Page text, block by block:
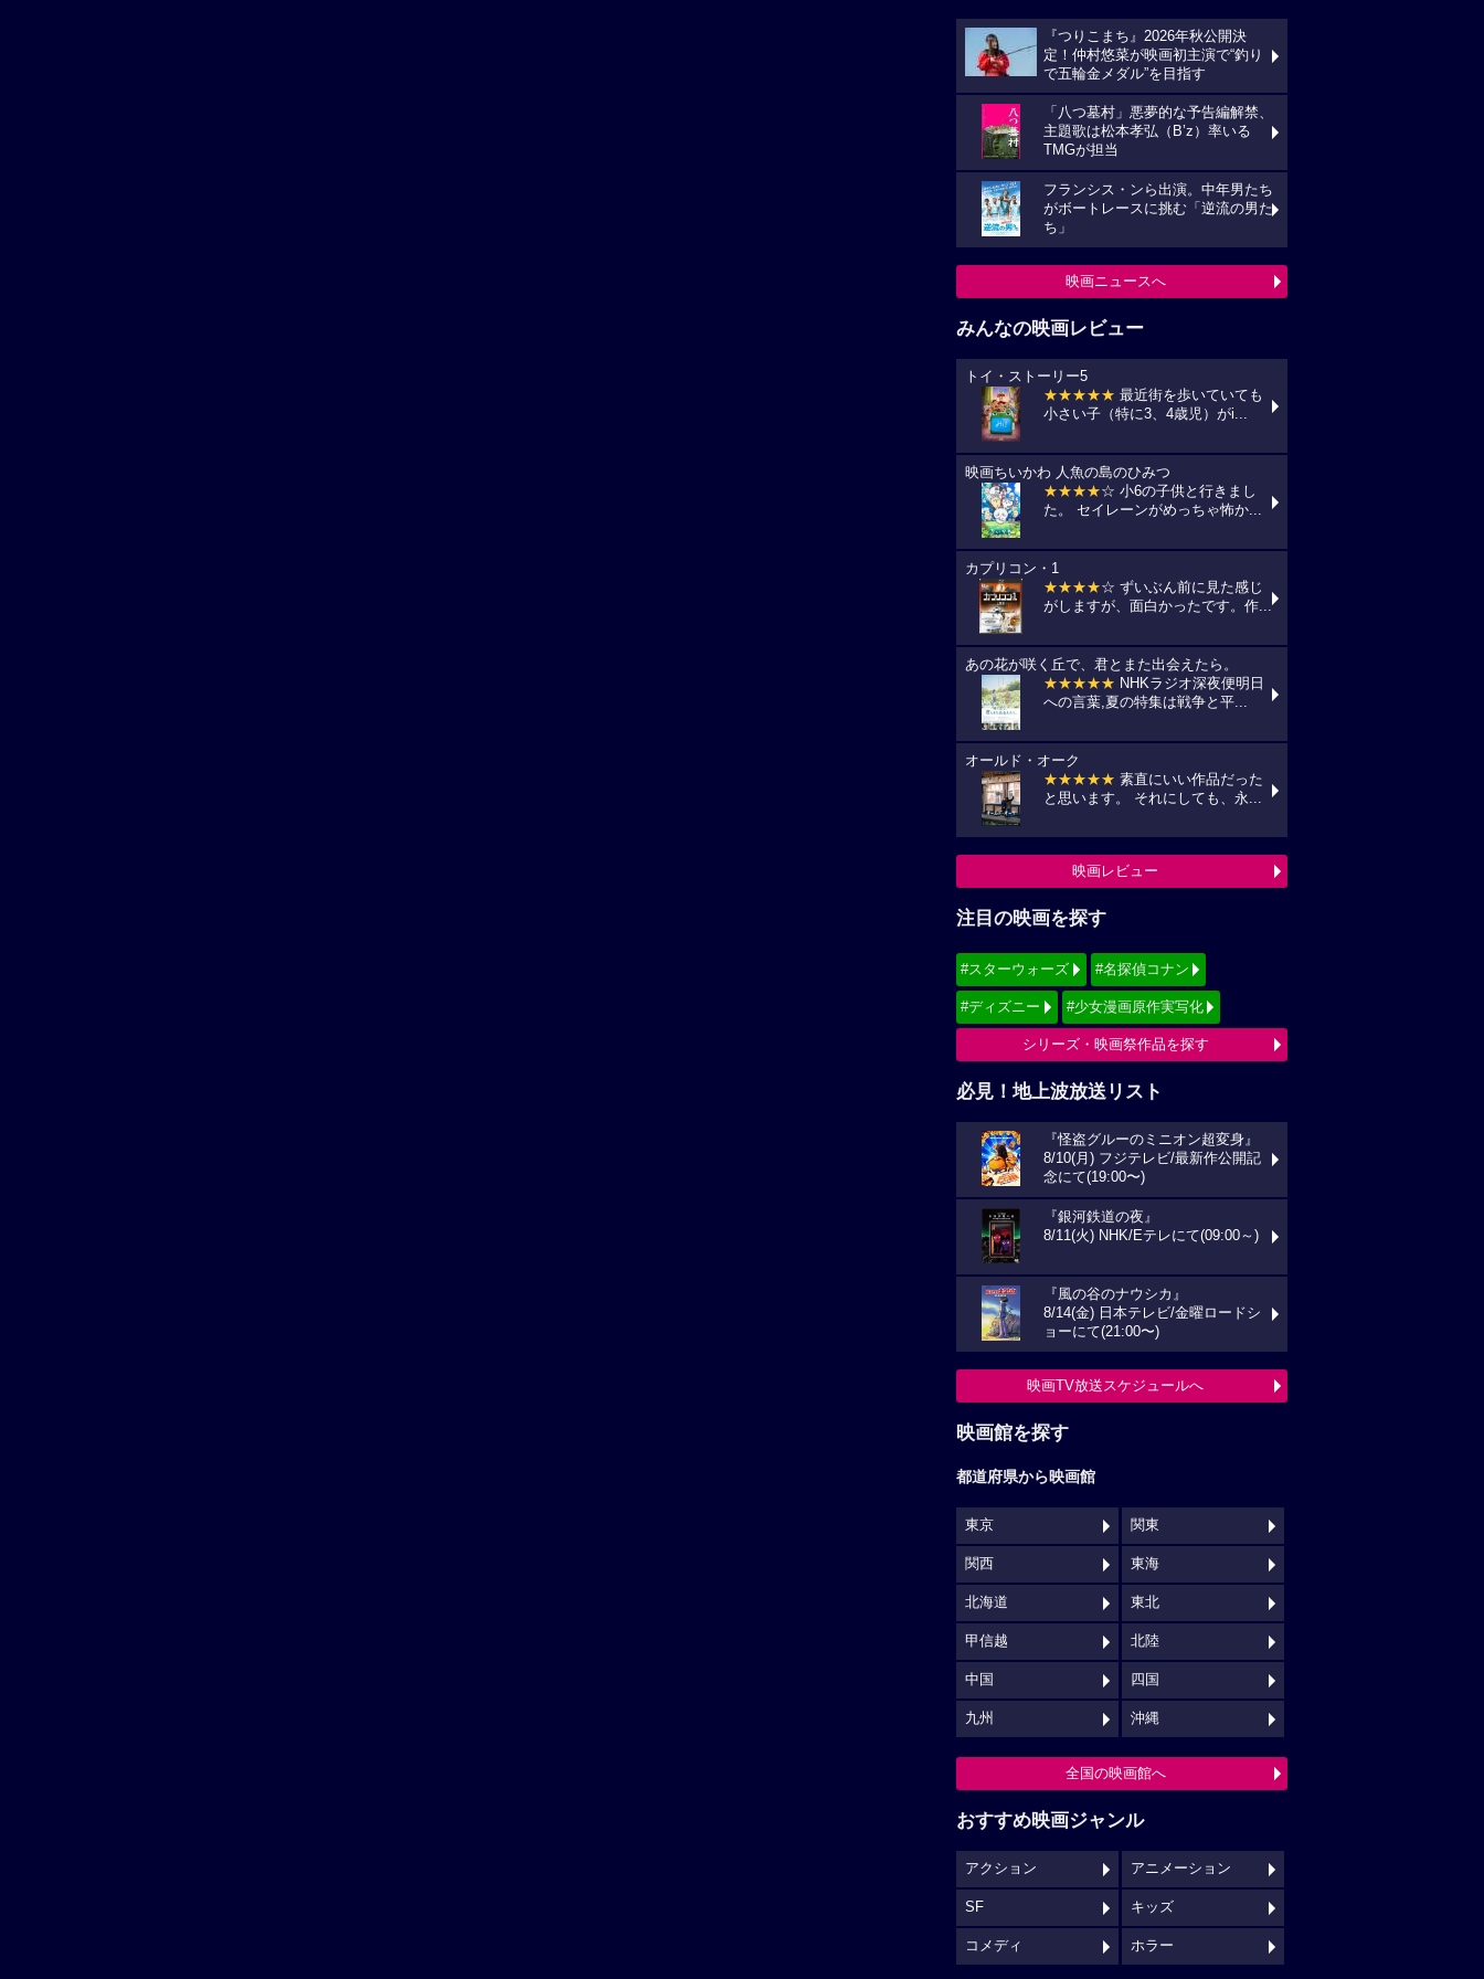
『つりこまち』2026年秋公開決
定！仲村悠菜が映画初主演で“釣り
で五輪金メダル”を目指す
「八つ墓村」悪夢的な予告編解禁、
主題歌は松本孝弘（B’z）率いる
TMGが担当
フランシス・ンら出演。中年男たち
がボートレースに挑む「逆流の男た
ち」
映画ニュースへ
みんなの映画レビュー
トイ・ストーリー5
★★★★★ 最近街を歩いていても
小さい子（特に3、4歳児）がi...
映画ちいかわ 人魚の島のひみつ
★★★★☆ 小6の子供と行きまし
た。 セイレーンがめっちゃ怖か...
カプリコン・1
★★★★☆ ずいぶん前に見た感じ
がしますが、面白かったです。作...
あの花が咲く丘で、君とまた出会えたら。
★★★★★ NHKラジオ深夜便明日
への言葉,夏の特集は戦争と平...
オールド・オーク
★★★★★ 素直にいい作品だった
と思います。 それにしても、永...
映画レビュー
注目の映画を探す
#スターウォーズ #名探偵コナン
#ディズニー #少女漫画原作実写化
シリーズ・映画祭作品を探す
必見！地上波放送リスト
『怪盗グルーのミニオン超変身』
8/10(月) フジテレビ/最新作公開記
念にて(19:00〜)
『銀河鉄道の夜』
8/11(火) NHK/Eテレにて(09:00～)
『風の谷のナウシカ』
8/14(金) 日本テレビ/金曜ロードシ
ョーにて(21:00〜)
映画TV放送スケジュールへ
映画館を探す
都道府県から映画館
東京 関東
関西 東海
北海道 東北
甲信越 北陸
中国 四国
九州 沖縄
全国の映画館へ
おすすめ映画ジャンル
アクション アニメーション
SF キッズ
コメディ ホラー